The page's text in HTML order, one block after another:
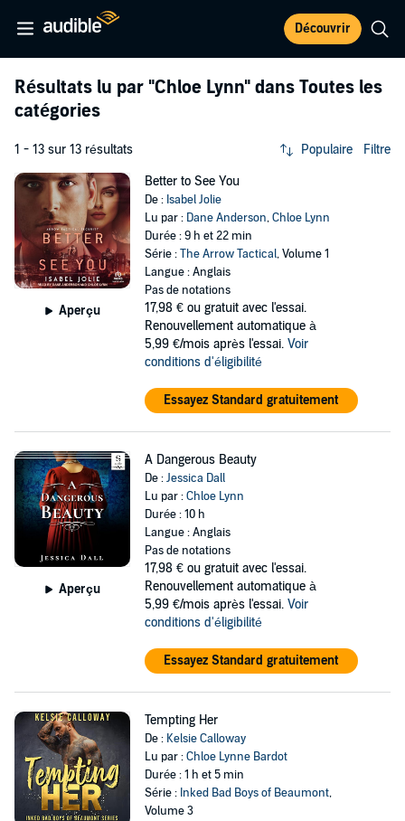
Découvrir
Résultats lu par "Chloe Lynn" dans Toutes les
catégories
1 - 13 sur 13 résultats Populaire Filtre
Aperçu
Better to See You
De : Isabel Jolie
Lu par : Dane Anderson,Chloe Lynn
Durée : 9 h et 22 min
Série :The Arrow Tactical, Volume 1
Langue : Anglais
Pas de notations
17,98 € ou gratuit avec l'essai.
Renouvellement automatique à
5,99 €/mois après l'essai. Voir
conditions d'éligibilité
Essayez Standard gratuitement
Aperçu
A Dangerous Beauty
De :Jessica Dall
Lu par :Chloe Lynn
Durée : 10 h
Langue : Anglais
Pas de notations
17,98 € ou gratuit avec l'essai.
Renouvellement automatique à
5,99 €/mois après l'essai. Voir
conditions d'éligibilité
Essayez Standard gratuitement
Tempting Her
De : Kelsie Calloway
Lu par :Chloe Lynne Bardot
Durée : 1 h et 5 min
Série : Inked Bad Boys of Beaumont,
Volume 3